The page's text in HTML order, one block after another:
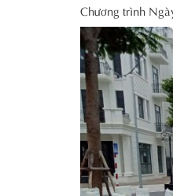
Chương trình